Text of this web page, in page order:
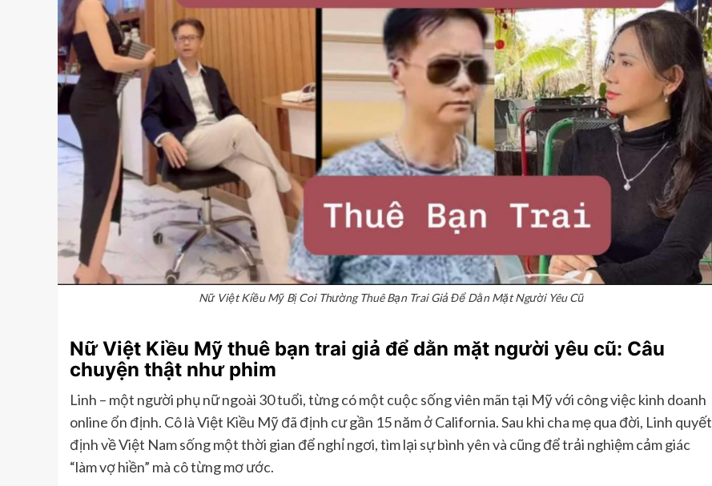
Nữ Việt Kiều Mỹ Bị Coi Thường Thuê Bạn Trai Giả Để Dằn Mặt Người Yêu Cũ
Nữ Việt Kiều Mỹ thuê bạn trai giả để dằn mặt người yêu cũ: Câu
chuyện thật như phim
Linh – một người phụ nữ ngoài 30 tuổi, từng có một cuộc sống viên mãn tại Mỹ với công việc kinh doanh
online ổn định. Cô là Việt Kiều Mỹ đã định cư gần 15 năm ở California. Sau khi cha mẹ qua đời, Linh quyết
định về Việt Nam sống một thời gian để nghỉ ngơi, tìm lại sự bình yên và cũng để trải nghiệm cảm giác
“làm vợ hiền” mà cô từng mơ ước.